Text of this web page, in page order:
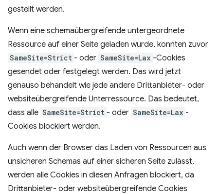
gestellt werden.
Wenn eine schemaübergreifende untergeordnete
Ressource auf einer Seite geladen wurde, konnten zuvor
SameSite=Strict - oder SameSite=Lax -Cookies
gesendet oder festgelegt werden. Das wird jetzt
genauso behandelt wie jede andere Drittanbieter- oder
websiteübergreifende Unterressource. Das bedeutet,
dass alle SameSite=Strict - oder SameSite=Lax -
Cookies blockiert werden.
Auch wenn der Browser das Laden von Ressourcen aus
unsicheren Schemas auf einer sicheren Seite zulässt,
werden alle Cookies in diesen Anfragen blockiert, da
Drittanbieter- oder websiteübergreifende Cookies